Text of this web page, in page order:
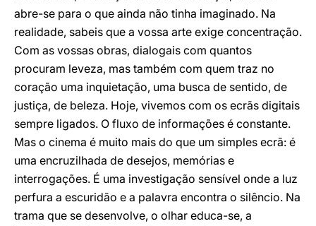
abre-se para o que ainda não tinha imaginado. Na
realidade, sabeis que a vossa arte exige concentração.
Com as vossas obras, dialogais com quantos
procuram leveza, mas também com quem traz no
coração uma inquietação, uma busca de sentido, de
justiça, de beleza. Hoje, vivemos com os ecrãs digitais
sempre ligados. O fluxo de informações é constante.
Mas o cinema é muito mais do que um simples ecrã: é
uma encruzilhada de desejos, memórias e
interrogações. É uma investigação sensível onde a luz
perfura a escuridão e a palavra encontra o silêncio. Na
trama que se desenvolve, o olhar educa-se, a